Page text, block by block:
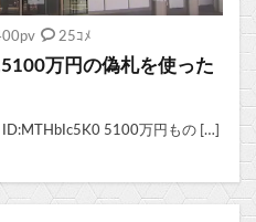
pv 25ｺﾒ
万円の偽札を使った
5100万円もの […]